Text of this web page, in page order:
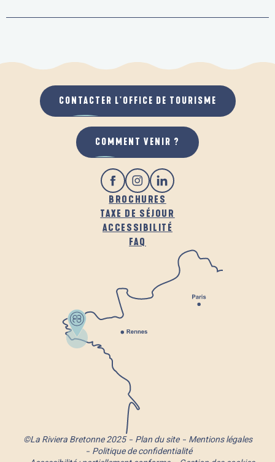
BROCHURES
TAXE DE SÉJOUR
ACCESSIBILITÉ
FAQ
CONTACTER L'OFFICE DE TOURISME
COMMENT VENIR ?
©La Riviera Bretonne 2025 Plan du site
Mentions légales
Politique de confidentialité